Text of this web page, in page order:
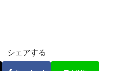
シェアする